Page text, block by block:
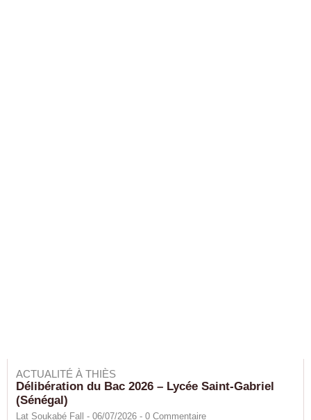
ACTUALITÉ À THIÈS
Délibération du Bac 2026 – Lycée Saint-Gabriel
(Sénégal)
Lat Soukabé Fall - 06/07/2026 - 0 Commentaire